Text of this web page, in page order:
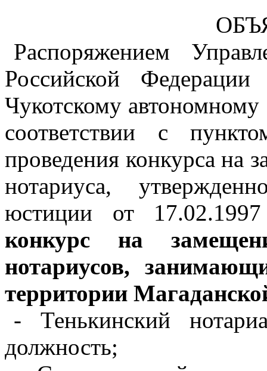
Распоряжением
Российской
Чукотскому
соответствии с
проведения конкурса на
нотариуса,
юстиции от
конкурс на
нотариусов,
территории
- Тенькинский
должность;